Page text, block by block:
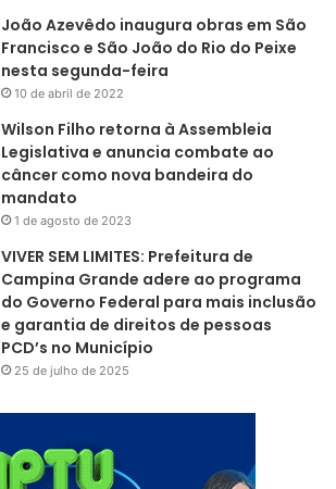
João Azevêdo inaugura obras em São
Francisco e São João do Rio do Peixe
nesta segunda-feira
10 de abril de 2022
Wilson Filho retorna à Assembleia
Legislativa e anuncia combate ao
câncer como nova bandeira do
mandato
1 de agosto de 2023
VIVER SEM LIMITES: Prefeitura de
Campina Grande adere ao programa
do Governo Federal para mais inclusão
e garantia de direitos de pessoas
PCD’s no Município
25 de julho de 2025